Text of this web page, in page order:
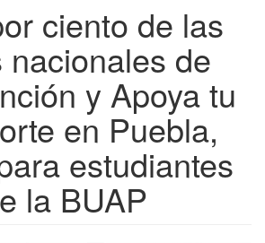
ciento de las
nacionales de
y Apoya tu
en Puebla,
estudiantes
la BUAP